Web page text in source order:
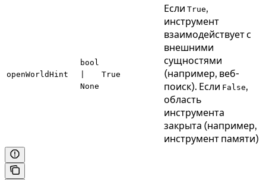
openWorldHint
bool
None
True
Если True,
инструмент
взаимодействует с
внешними
сущностями
(например, веб-
поиск). Если False,
область
инструмента
закрыта (например,
инструмент памяти)